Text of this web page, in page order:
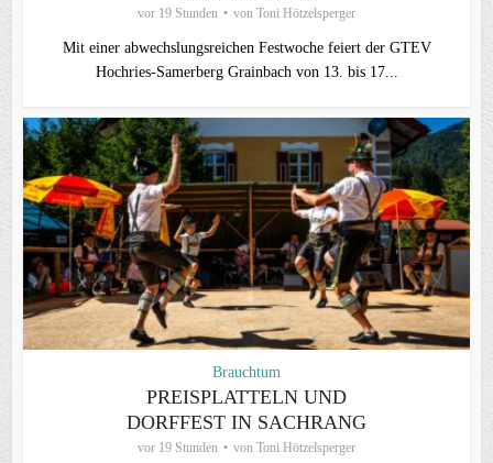
vor 19 Stunden von Toni Hötzelsperger
Mit einer abwechslungsreichen Festwoche feiert der GTEV
Hochries-Samerberg Grainbach von 13. bis 17...
Brauchtum
PREISPLATTELN UND
DORFFEST IN SACHRANG
vor 19 Stunden von Toni Hötzelsperger